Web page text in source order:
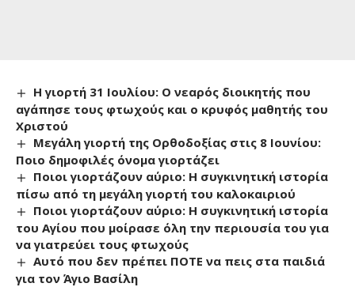
Η γιορτή 31 Ιουλίου: Ο νεαρός διοικητής που
αγάπησε τους φτωχούς και ο κρυφός μαθητής του
Χριστού
Μεγάλη γιορτή της Ορθοδοξίας στις 8 Ιουνίου:
Ποιο δημοφιλές όνομα γιορτάζει
Ποιοι γιορτάζουν αύριο: Η συγκινητική ιστορία
πίσω από τη μεγάλη γιορτή του καλοκαιριού
Ποιοι γιορτάζουν αύριο: Η συγκινητική ιστορία
του Αγίου που μοίρασε όλη την περιουσία του για
να γιατρεύει τους φτωχούς
Αυτό που δεν πρέπει ΠΟΤΕ να πεις στα παιδιά
για τον Άγιο Βασίλη